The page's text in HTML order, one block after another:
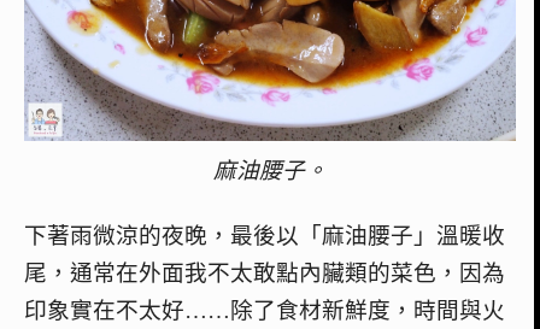
麻油腰子。
下著雨微涼的夜晚，最後以「麻油腰子」溫暖收
尾，通常在外面我不太敢點內臟類的菜色，因為
印象實在不太好……除了食材新鮮度，時間與火